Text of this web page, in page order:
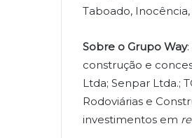
Taboado, Inocência,
Sobre o Grupo Way
construção e
Ltda; Senpar Ltda.;
Rodoviárias e
investimentos em